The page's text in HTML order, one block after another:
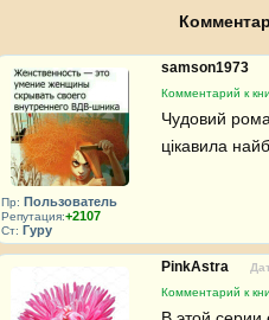
Пр: Пользователь
Репутация:+2107
Ст: Гуру
samson1973
Комментарий к
Чудовий
цікавила
PinkAstra
Комментарий к